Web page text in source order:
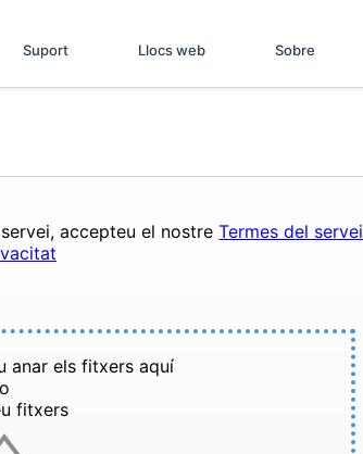
Suport Llocs web Sobre
accepteu el nostreTermes del servei
anar els fitxers aquí
o
fitxers